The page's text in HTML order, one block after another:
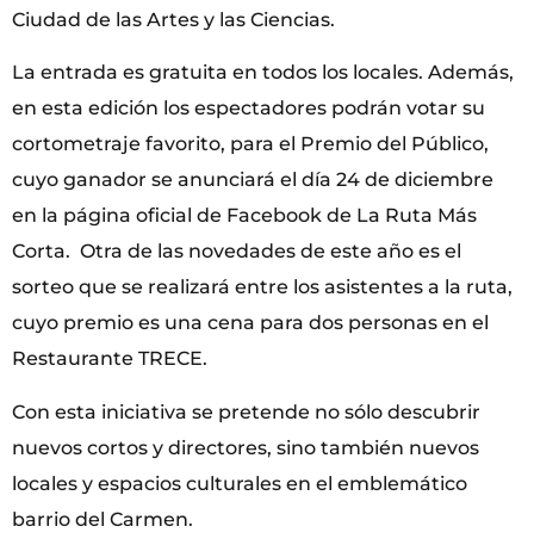
Ciudad de las Artes y las Ciencias.
La entrada es gratuita en todos los locales. Además,
en esta edición los espectadores podrán votar su
cortometraje favorito, para el Premio del Público,
cuyo ganador se anunciará el día 24 de diciembre
en la página oficial de Facebook de La Ruta Más
Corta. Otra de las novedades de este año es el
sorteo que se realizará entre los asistentes a la ruta,
cuyo premio es una cena para dos personas en el
Restaurante TRECE.
Con esta iniciativa se pretende no sólo descubrir
nuevos cortos y directores, sino también nuevos
locales y espacios culturales en el emblemático
barrio del Carmen.